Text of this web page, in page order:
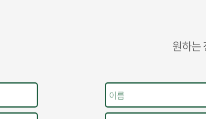
원하는